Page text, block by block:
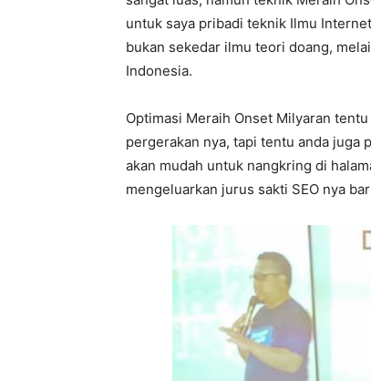
untuk saya pribadi teknik Ilmu
bukan sekedar ilmu teori doang,
Indonesia.
Optimasi Meraih Onset Milyaran
pergerakan nya, tapi tentu anda juga
akan mudah untuk nangkring di
mengeluarkan jurus sakti SEO nya